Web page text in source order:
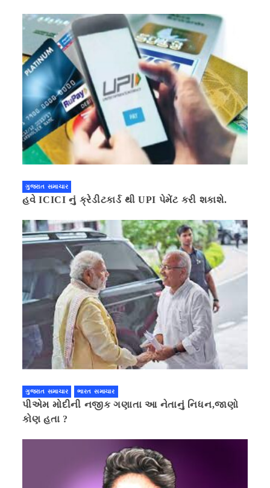
ગુજરાત સમાચાર
હવે ICICI નું ક્રેડીટકાર્ડ થી UPI પેમેંટ કરી શકાશે.
ગુજરાત સમાચાર ભારત સમાચાર
પીએમ મોદીની નજીક ગણાતા આ નેતાનું નિધન,જાણો
કોણ હતા ?